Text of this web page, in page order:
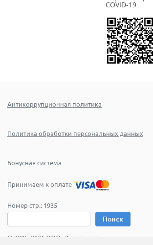
COVID-19
Антикоррупционная политика
Политика обработки персональных данных
Бонусная система
Принимаем к оплате
Номер стр.: 1935
Поиск
© 2005–2026 ООО «Эксклюзив»